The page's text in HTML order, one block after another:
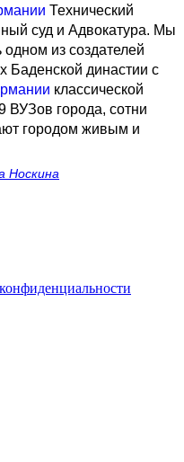
Технический
суд и Адвокатура. Мы
из создателей
Баденской династии с
классической
ВУЗов города, сотни
городом живым и
Носкина